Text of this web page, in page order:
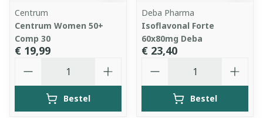
Centrum
Centrum Women 50+
Comp 30
€ 19,99
Bestel
Deba Pharma
Isoflavonal Forte
60x80mg Deba
€ 23,40
Bestel